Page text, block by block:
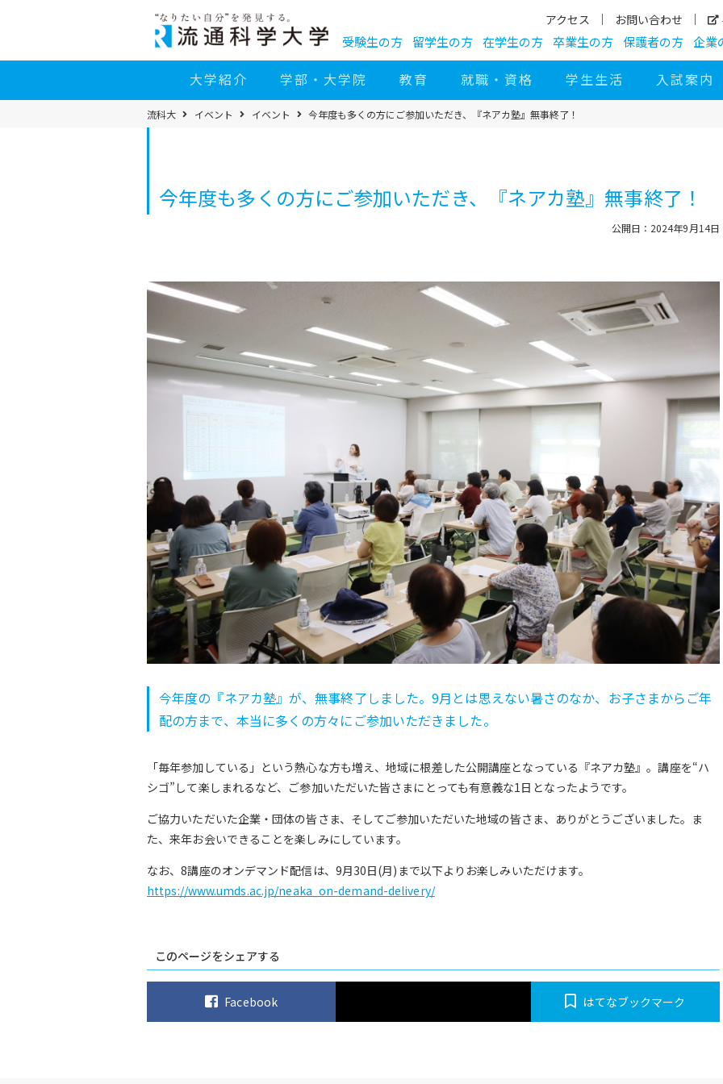
へ
アクセス お問い合わせ
受験生の方 留学生の方 在学生の方 卒業生の方 保護者の方 企業
大学紹介 学部・大学院 教育 就職・資格 学生生活 入試案内
パ
ン
流科大 イベント イベント 今年度も多くの方にご参加いただき、『ネアカ塾』無事終了！
今年度も多くの方にご参加いただき、『ネアカ塾』無事終了！
公開日：2024年9月14日
今年度の『ネアカ塾』が、無事終了しました。9月とは思えない暑さのなか、お子さまからご年
配の方まで、本当に多くの方々にご参加いただきました。
「毎年参加している」という熱心な方も増え、地域に根差した公開講座となっている『ネアカ塾』。講座を“ハ
シゴ”して楽しまれるなど、ご参加いただいた皆さまにとっても有意義な1日となったようです。
ご協力いただいた企業・団体の皆さま、そしてご参加いただいた地域の皆さま、ありがとうございました。ま
た、来年お会いできることを楽しみにしています。
なお、8講座のオンデマンド配信は、9月30日(月)まで以下よりお楽しみいただけます。
https://www.umds.ac.jp/neaka_on-demand-delivery/
このページをシェアする
Facebook はてなブックマーク